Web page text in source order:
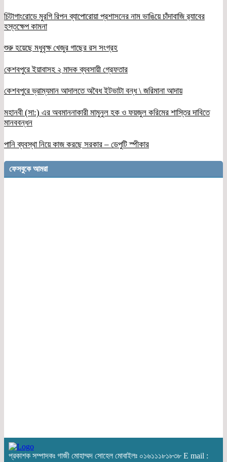
চিটাগাংরোডে মুরগি রিপন ব্যাপোরোয়া প্রশাসনের নাম ভাঙিয়ে চাঁদাবাজি র‌্যাবের
হস্তক্ষেপ কামনা
শুরু হয়েছে মধুবৃক্ষ খেজুর গাছের রস সংগ্রহ
কেশবপুরে ইয়াবাসহ ২ মাদক ব্যবসায়ী গ্রেফতার
কেশবপুরে ভ্রাম্যমান আদালতে অবৈধ ইটভাটা বন্ধ \ জরিমানা আদায়
মহানবী (সা:) এর অবমাননাকারী মামুনুল হক ও ফয়জুল করিমের শাস্তির দাবিতে
মানববন্ধন
পানি ব্যবস্থা নিয়ে কাজ করছে সরকার – ডেপুটি স্পীকার
ফেসবুকে আমরা
প্রকাশক সম্পাদকঃ গাজী মোহাম্মদ সোহেল মোবাইলঃ ০১৬১১১৮১৮৩৮ E mail :